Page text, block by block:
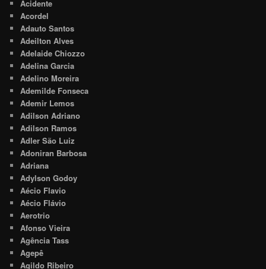
Acidente
Acordel
Adauto Santos
Adeilton Alves
Adelaide Chiozzo
Adelina Garcia
Adelino Moreira
Ademilde Fonseca
Ademir Lemos
Adilson Adriano
Adilson Ramos
Adler São Luiz
Adoniran Barbosa
Adriana
Adylson Godoy
Aécio Flavio
Aécio Flávio
Aerotrio
Afonso Vieira
Agência Tass
Agepê
Agildo Ribeiro